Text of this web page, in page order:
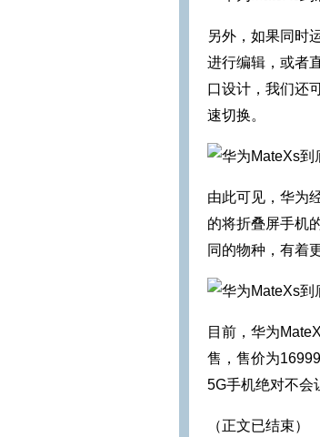
另外，如果同时
进行编辑，或者
口设计，我们还
速切换。
由此可见，华为
的将折叠屏手机
同的物种，有着
目前，华为
售，售价为
5G手机绝对不会
（正文已结束）